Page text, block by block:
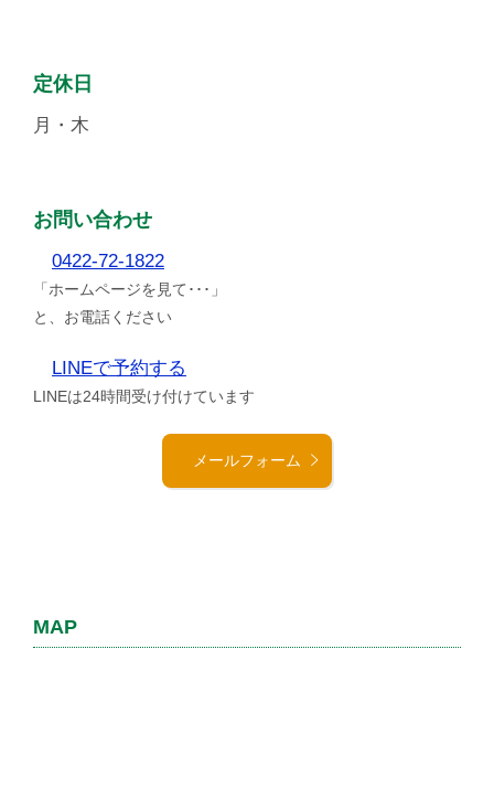
定休日
月・木
お問い合わせ
0422-72-1822
「ホームページを見て･･･」
と、お電話ください
LINEで予約する
LINEは24時間受け付けています
メールフォーム
MAP